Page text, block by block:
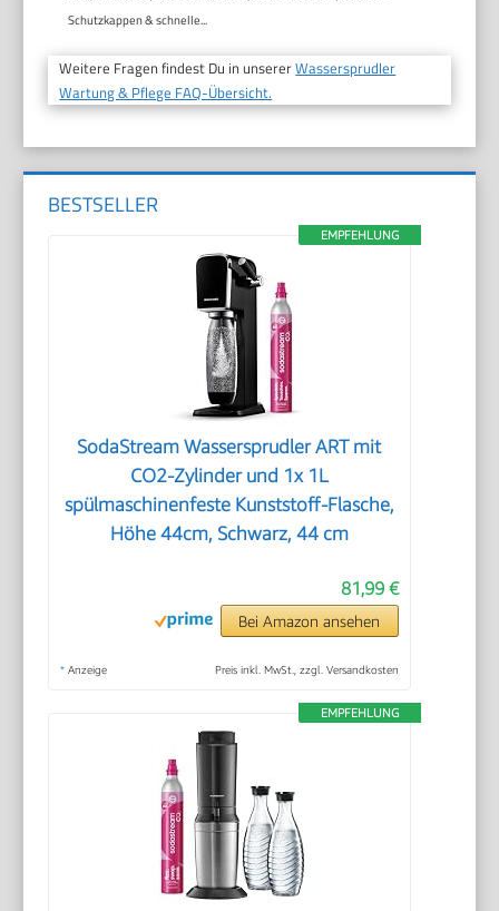
Schutzkappen & schnelle...
Weitere Fragen findest Du in unsererWassersprudler
Wartung & Pflege FAQ-Übersicht.
BESTSELLER
EMPFEHLUNG
SodaStream Wassersprudler ART mit
CO2-Zylinder und 1x 1L
spülmaschinenfeste Kunststoff-Flasche,
Höhe 44cm, Schwarz, 44 cm
81,99 €
Bei Amazon ansehen
* Anzeige Preis inkl. MwSt., zzgl. Versandkosten
EMPFEHLUNG